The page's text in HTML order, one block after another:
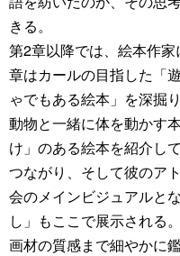
きる。
第2章以降では、絵本作
章はカールの目指した「
ゃでもある絵本」を深掘
動物と一緒に体を動かす
け」のある絵本を紹介し
つながり、そして彼のア
会のメインビジュアルと
し」もここで展示される
画材の質感まで細やかに